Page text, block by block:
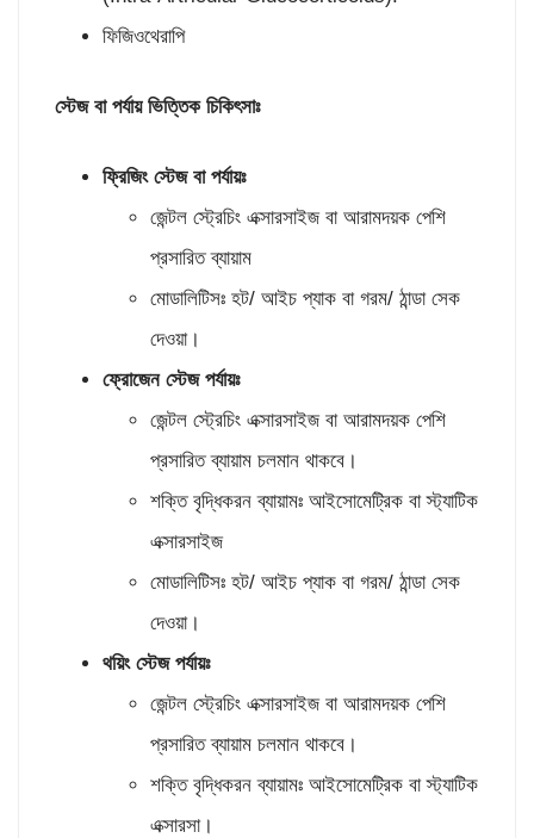
ফিজিওথেরাপি
স্টেজ বা পর্যায় ভিত্তিক চিকিৎসাঃ
ফ্রিজিং স্টেজ বা পর্যায়ঃ
জেন্টল স্ট্রেচিং এক্সারসাইজ বা আরামদয়ক পেশি
প্রসারিত ব্যায়াম
মোডালিটিসঃ হট/ আইচ প্যাক বা গরম/ ঠান্ডা সেক
দেওয়া।
ফ্রোজেন স্টেজ পর্যায়ঃ
জেন্টল স্ট্রেচিং এক্সারসাইজ বা আরামদয়ক পেশি
প্রসারিত ব্যায়াম চলমান থাকবে।
শক্তি বৃদ্ধিকরন ব্যায়ামঃ আইসোমেট্রিক বা স্ট্যাটিক
এক্সারসাইজ
মোডালিটিসঃ হট/ আইচ প্যাক বা গরম/ ঠান্ডা সেক
দেওয়া।
থয়িং স্টেজ পর্যায়ঃ
জেন্টল স্ট্রেচিং এক্সারসাইজ বা আরামদয়ক পেশি
প্রসারিত ব্যায়াম চলমান থাকবে।
শক্তি বৃদ্ধিকরন ব্যায়ামঃ আইসোমেট্রিক বা স্ট্যাটিক
এক্সারসা।